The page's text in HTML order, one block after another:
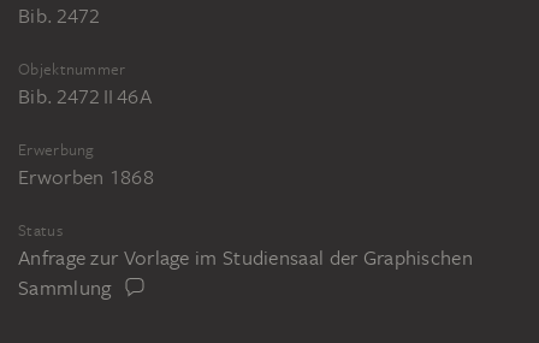
Bib. 2472
Objektnummer
Bib. 2472 II 46A
Erwerbung
Erworben 1868
Status
Anfrage zur Vorlage im Studiensaal der Graphischen
Sammlung